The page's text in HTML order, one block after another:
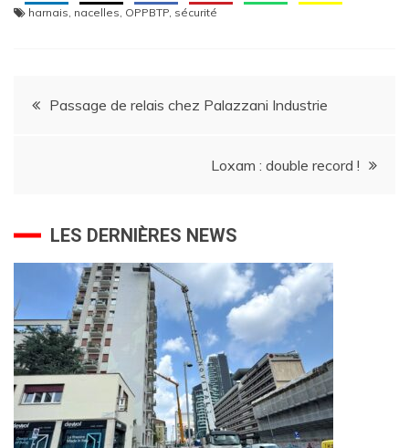
harnais, nacelles, OPPBTP, sécurité
Navigation
Passage de relais chez Palazzani Industrie
Loxam : double record !
LES DERNIÈRES NEWS